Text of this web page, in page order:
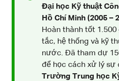
Đại học Kỹ thuật
Hồ Chí Minh (2005 –
Hoàn thành tốt
tắc, hệ thống và kỹ
nước. Đã tham dự
để học cách xử lý sự
Trường Trung học